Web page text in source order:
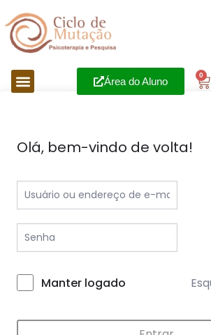
Área do Aluno
0
Olá, bem-vindo de volta!
Manter logado